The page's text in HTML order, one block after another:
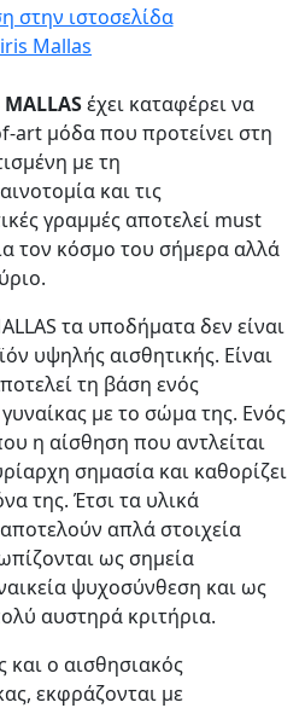
στην ιστοσελίδα
Mallas
MALLASέχει καταφέρει να
art μόδα που προτείνει στη
με τη
και τις
γραμμές αποτελεί must
τον κόσμο του σήμερα αλλά
τα υποδήματα δεν είναι
υψηλής αισθητικής. Είναι
τη βάση ενός
με το σώμα της. Ενός
η αίσθηση που αντλείται
σημασία και καθορίζει
της. Έτσι τα υλικά
απλά στοιχεία
ως σημεία
ψυχοσύνθεση και ως
αυστηρά κριτήρια.
ο αισθησιακός
εκφράζονται με